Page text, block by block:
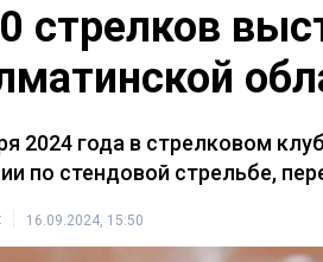
стрелков
2024 года в стрелковом
по стендовой стрельбе,
16.09.2024, 15:50